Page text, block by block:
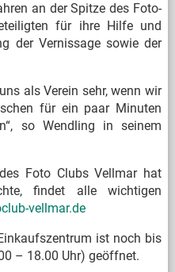
an der Spitze des Foto-
für ihre Hilfe und
der Vernissage sowie der
als Verein sehr, wenn wir
für ein paar Minuten
so Wendling in seinem
Foto Clubs Vellmar hat
findet alle wichtigen
vellmar.de
ist noch bis
– 18.00 Uhr) geöffnet.